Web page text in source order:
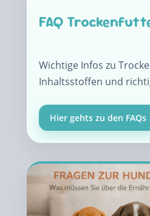
FAQ
Wichtige Infos zu
Inhaltsstoffen und
Hier gehts zu den FAQs